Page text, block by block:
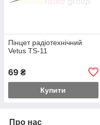
Пінцет радіотехнічний
Vetus TS-11
69 ₴
Купити
Про нас